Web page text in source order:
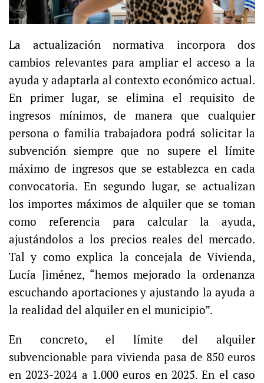
La actualización normativa incorpora dos
cambios relevantes para ampliar el acceso a la
ayuda y adaptarla al contexto económico actual.
En primer lugar, se elimina el requisito de
ingresos mínimos, de manera que cualquier
persona o familia trabajadora podrá solicitar la
subvención siempre que no supere el límite
máximo de ingresos que se establezca en cada
convocatoria. En segundo lugar, se actualizan
los importes máximos de alquiler que se toman
como referencia para calcular la ayuda,
ajustándolos a los precios reales del mercado.
Tal y como explica la concejala de Vivienda,
Lucía Jiménez, “hemos mejorado la ordenanza
escuchando aportaciones y ajustando la ayuda a
la realidad del alquiler en el municipio”.
En concreto, el límite del alquiler
subvencionable para vivienda pasa de 850 euros
en 2023-2024 a 1.000 euros en 2025. En el caso